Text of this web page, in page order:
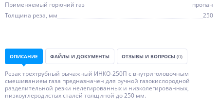
Применяемый горючий газ
пропан
Толщина реза, мм
250
ОПИСАНИЕ ФАЙЛЫ И ДОКУМЕНТЫ ОТЗЫВЫ И ВОПРОСЫ (0)
Резак трехтрубный рычажный ИНКО-250П с внутриголовочным
смешиванием газа предназначен для ручной газокислородной
разделительной резки нелегированных и низколегированных,
низкоуглеродистых сталей толщиной до 250 мм.